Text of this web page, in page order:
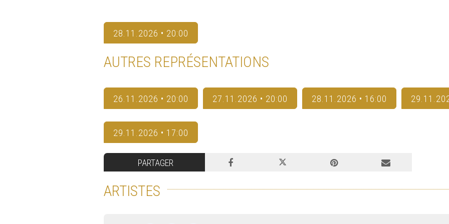
28.11.2026 • 20:00
AUTRES REPRÉSENTATIONS
26.11.2026 • 20:00 27.11.2026 • 20:00 28.11.2026 • 16:00
29.11.2026 • 17:00
PARTAGER
ARTISTES